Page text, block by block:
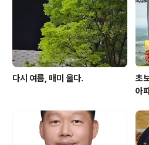
스크린으로 읽기에 최적화된 PDF 전자책 시집.
시집 속에 시 8편, 시인의 얼굴 (화보), 시작..
다시 여름, 매미 울다.
초
아